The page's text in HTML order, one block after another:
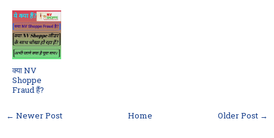
क्या NV
Shoppe
Fraud हैं?
← Newer Post Older Post →
Home